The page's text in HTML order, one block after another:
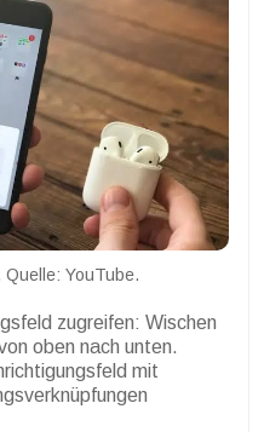
YouTube.
zugreifen: Wischen
oben nach unten.
mit